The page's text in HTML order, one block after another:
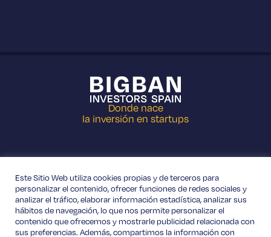
Donde nace
la inversión en startups
+34 623 001 126
Travessia s/n 15 E Base 5, 46024 Valencia, España.
Este Sitio Web utiliza cookies propias y de terceros para
personalizar el contenido, ofrecer funciones de redes sociales y
analizar el tráfico, elaborar información estadística, analizar sus
hábitos de navegación, lo que nos permite personalizar el
contenido que ofrecemos y mostrarle publicidad relacionada con
sus preferencias. Además, compartimos la información con